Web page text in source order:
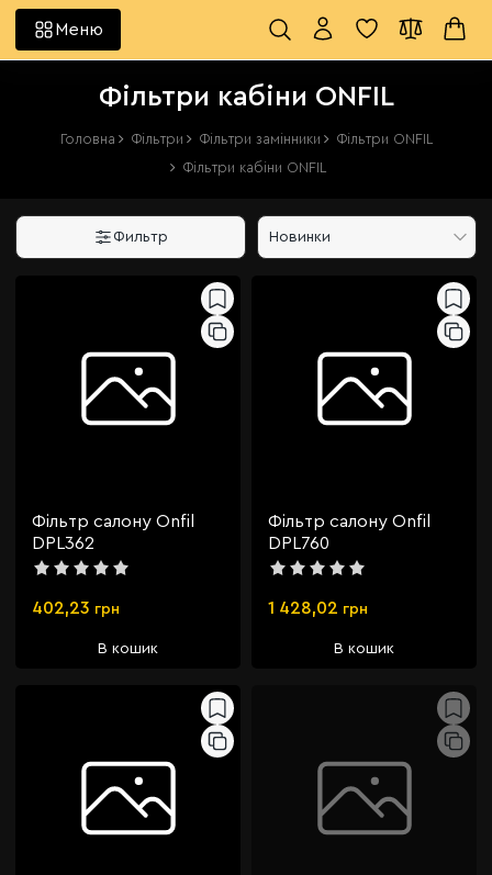
Меню
Фільтри кабіни ONFIL
Головна Фільтри Фільтри замінники
Фільтри ONFIL
Фільтри кабіни ONFIL
Фильтр Новинки
Фільтр салону Onfil
DPL362
402,23 грн
В кошик
Фільтр салону Onfil
DPL760
1 428,02 грн
В кошик